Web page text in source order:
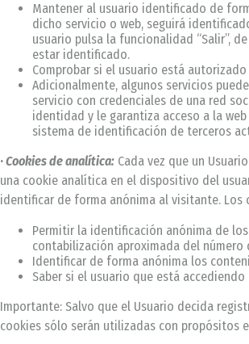
Mantener al usuario identificado de
dicho servicio o web, seguirá
usuario pulsa la funcionalidad “Salir”,
estar identificado.
Comprobar si el usuario está
Adicionalmente, algunos servicios
servicio con credenciales de una red
identidad y le garantiza acceso a la
sistema de identificación de terceros
·Cookies de analítica: Cada vez que un
una cookie analítica en el dispositivo del
identificar de forma anónima al visitante. Los
Permitir la identificación anónima de
contabilización aproximada del
Identificar de forma anónima los
Saber si el usuario que está
Importante: Salvo que el Usuario decida
cookies sólo serán utilizadas con propósitos